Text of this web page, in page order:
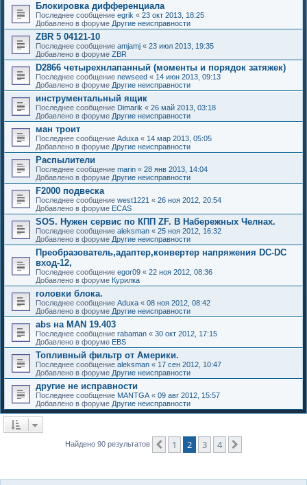
Блокировка дифференциала
Последнее сообщение egrik « 23 окт 2013, 18:25
Добавлено в форуме Другие неисправности
ZBR 5 04121-10
Последнее сообщение amjamj « 23 июл 2013, 19:35
Добавлено в форуме ZBR
D2866 четырехнлапанный (моменты и порядок затяжек)
Последнее сообщение newseed « 14 июн 2013, 09:13
Добавлено в форуме Другие неисправности
инструментальный ящик
Последнее сообщение Dimarik « 26 май 2013, 03:18
Добавлено в форуме Другие неисправности
ман троит
Последнее сообщение Aduxa « 14 мар 2013, 05:05
Добавлено в форуме Другие неисправности
Распылители
Последнее сообщение marin « 28 янв 2013, 14:04
Добавлено в форуме Другие неисправности
F2000 подвеска
Последнее сообщение west1221 « 26 ноя 2012, 20:54
Добавлено в форуме ECAS
SOS. Нужен сервис по КПП ZF. В Набережных Челнах.
Последнее сообщение aleksman « 25 ноя 2012, 16:32
Добавлено в форуме Другие неисправности
Преобразователь,адаптер,конвертер напряжения DC-DC
вход-12,
Последнее сообщение egor09 « 22 ноя 2012, 08:36
Добавлено в форуме Курилка
головки блока.
Последнее сообщение Aduxa « 08 ноя 2012, 08:42
Добавлено в форуме Другие неисправности
abs на MAN 19.403
Последнее сообщение rabaman « 30 окт 2012, 17:15
Добавлено в форуме EBS
Топливный фильтр от Америки.
Последнее сообщение aleksman « 17 сен 2012, 10:47
Добавлено в форуме Другие неисправности
другие не исправности
Последнее сообщение MANTGA « 09 авг 2012, 15:57
Добавлено в форуме Другие неисправности
Найдено 90 результатов Пред.
1 2 3 4